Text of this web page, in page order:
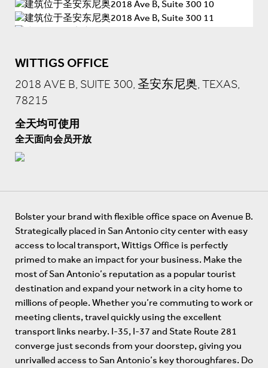
WITTIGS OFFICE
2018 AVE B, SUITE 300, 圣安东尼奥, TEXAS,
78215
全天均可使用
全天面向会员开放
Bolster your brand with flexible office space on Avenue B.
Strategically placed in San Antonio city center with easy
access to local transport, Wittigs Office is perfectly
primed to make an impact for your business. Make the
most of San Antonio’s reputation as a popular tourist
destination and expand your network in a city home to
millions of people. Whether you’re commuting to work or
meeting clients, travel quickly using the excellent
transport links nearby. I-35, I-37 and State Route 281
converge just seconds from your doorstep, giving you
unrivalled access to San Antonio’s key thoroughfares. Do